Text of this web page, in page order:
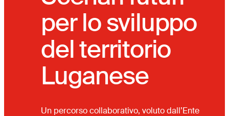
per lo sviluppo
del territorio
Luganese
Un percorso collaborativo, voluto dall’Ente